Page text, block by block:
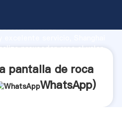
fuerza de
proveedor crea el valor
pantalla de roca
WhatsApp)